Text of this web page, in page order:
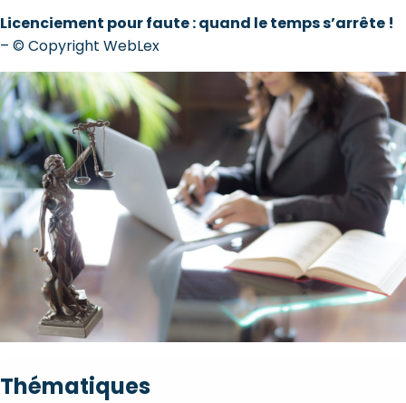
Licenciement pour faute : quand le temps s’arrête !
– © Copyright WebLex
Thématiques